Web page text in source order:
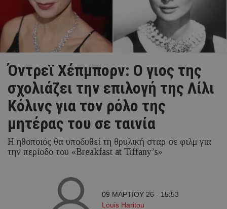
Όντρεϊ Χέπμπορν: Ο γιος της
σχολιάζει την επιλογή της Λίλι
Κόλινς για τον ρόλο της
μητέρας του σε ταινία
Η ηθοποιός θα υποδυθεί τη θρυλική σταρ σε φιλμ για
την περίοδο του «Breakfast at Tiffany’s»
09 ΜΑΡΤΙΟΥ 26 - 15:53
Louis Haritou